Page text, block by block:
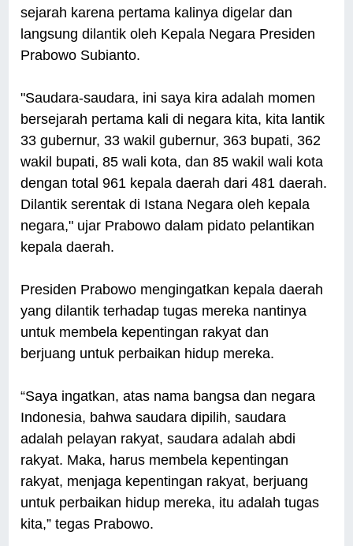
sejarah karena pertama kalinya digelar dan
langsung dilantik oleh Kepala Negara Presiden
Prabowo Subianto.
"Saudara-saudara, ini saya kira adalah momen
bersejarah pertama kali di negara kita, kita lantik
33 gubernur, 33 wakil gubernur, 363 bupati, 362
wakil bupati, 85 wali kota, dan 85 wakil wali kota
dengan total 961 kepala daerah dari 481 daerah.
Dilantik serentak di Istana Negara oleh kepala
negara," ujar Prabowo dalam pidato pelantikan
kepala daerah.
Presiden Prabowo mengingatkan kepala daerah
yang dilantik terhadap tugas mereka nantinya
untuk membela kepentingan rakyat dan
berjuang untuk perbaikan hidup mereka.
“Saya ingatkan, atas nama bangsa dan negara
Indonesia, bahwa saudara dipilih, saudara
adalah pelayan rakyat, saudara adalah abdi
rakyat. Maka, harus membela kepentingan
rakyat, menjaga kepentingan rakyat, berjuang
untuk perbaikan hidup mereka, itu adalah tugas
kita,” tegas Prabowo.